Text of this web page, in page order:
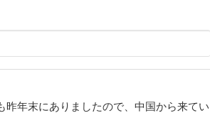
年末にありましたので、中国から来てい